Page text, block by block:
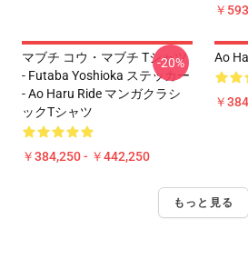
￥
マブチ コウ・マブチ Tシャツ
- Futaba Yoshioka ステッカー
- Ao Haru Ride マンガクラシ
ックTシャツ
￥384,250 - ￥442,250
-20% Ao
￥
もっと見る